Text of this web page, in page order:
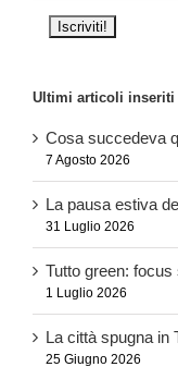
Ultimi articoli inseriti
Cosa succedeva
7 Agosto 2026
La pausa estiva
31 Luglio 2026
Tutto green:
1 Luglio 2026
La città spugna in
25 Giugno 2026